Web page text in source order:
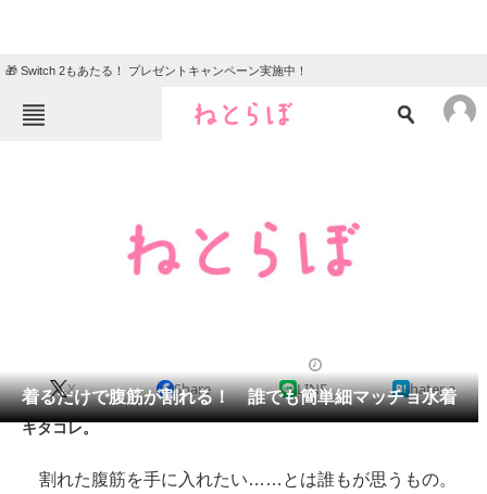
🎁 Switch 2もあたる！ プレゼントキャンペーン実施中！
クイズ
地域
会員記事
注目記事を集めた総合ページ
着るだけで腹筋が割れる！ 誰でも簡単細マッチョ水着
X Share LINE hatena
キタコレ。
割れた腹筋を手に入れたい……とは誰もが思うもの。